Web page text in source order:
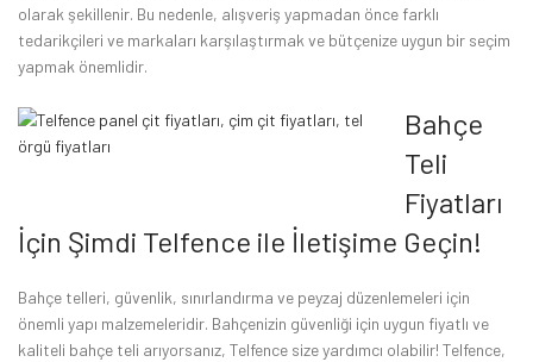
olarak şekillenir. Bu nedenle, alışveriş yapmadan önce farklı
tedarikçileri ve markaları karşılaştırmak ve bütçenize uygun bir seçim
yapmak önemlidir.
Bahçe
Teli
Fiyatları
İçin Şimdi Telfence ile İletişime Geçin!
Bahçe telleri, güvenlik, sınırlandırma ve peyzaj düzenlemeleri için
önemli yapı malzemeleridir. Bahçenizin güvenliği için uygun fiyatlı ve
kaliteli bahçe teli arıyorsanız, Telfence size yardımcı olabilir! Telfence,